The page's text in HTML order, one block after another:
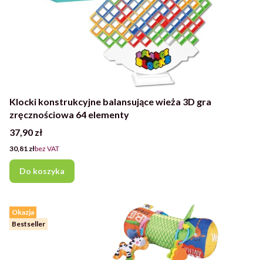
Klocki konstrukcyjne balansujące wieża 3D gra
zręcznościowa 64 elementy
Cena
37,90 zł
Cena
30,81 złbez VAT
Do koszyka
Okazja
Bestseller